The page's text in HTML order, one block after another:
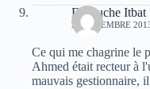
Di3ouche Itbat
23 DÉCEMBRE
Ce qui me chagrine le
Ahmed était recteur à
mauvais gestionnaire,